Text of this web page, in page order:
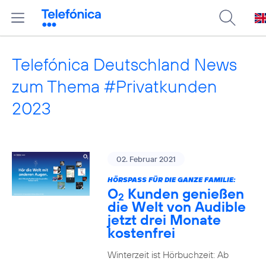
Telefónica Deutschland News
zum Thema #Privatkunden
2023
02. Februar 2021
HÖRSPASS FÜR DIE GANZE FAMILIE:
O2 Kunden genießen
die Welt von Audible
jetzt drei Monate
kostenfrei
Winterzeit ist Hörbuchzeit: Ab